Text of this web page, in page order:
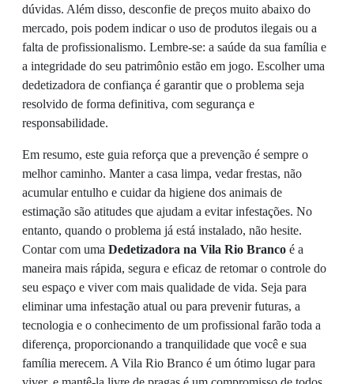
dúvidas. Além disso, desconfie de preços muito abaixo do
mercado, pois podem indicar o uso de produtos ilegais ou a
falta de profissionalismo. Lembre-se: a saúde da sua família e
a integridade do seu patrimônio estão em jogo. Escolher uma
dedetizadora de confiança é garantir que o problema seja
resolvido de forma definitiva, com segurança e
responsabilidade.
Em resumo, este guia reforça que a prevenção é sempre o
melhor caminho. Manter a casa limpa, vedar frestas, não
acumular entulho e cuidar da higiene dos animais de
estimação são atitudes que ajudam a evitar infestações. No
entanto, quando o problema já está instalado, não hesite.
Contar com uma Dedetizadora na Vila Rio Branco é a
maneira mais rápida, segura e eficaz de retomar o controle do
seu espaço e viver com mais qualidade de vida. Seja para
eliminar uma infestação atual ou para prevenir futuras, a
tecnologia e o conhecimento de um profissional farão toda a
diferença, proporcionando a tranquilidade que você e sua
família merecem. A Vila Rio Branco é um ótimo lugar para